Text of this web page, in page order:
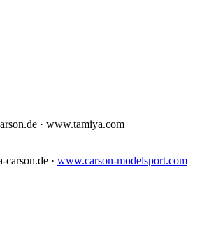
· www.tamiya.com
· www.carson-modelsport.com